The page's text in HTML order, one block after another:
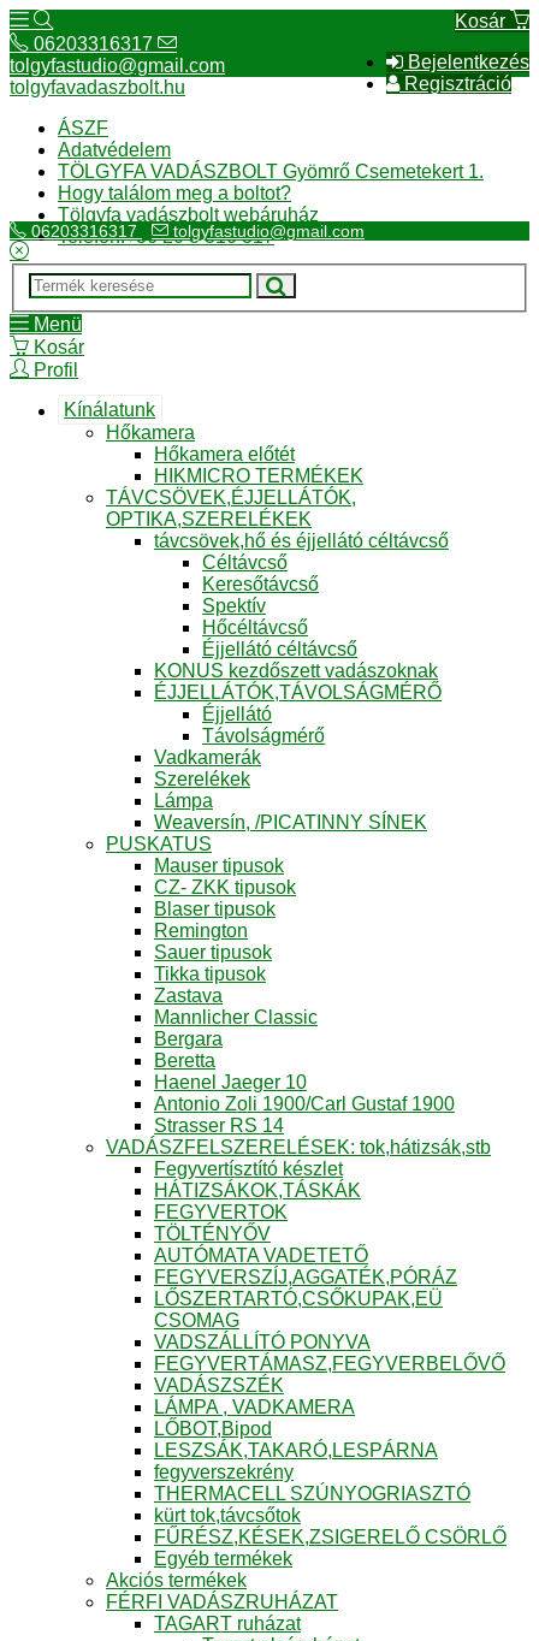
Kosár
Bejelentkezés
Regisztráció
06203316317
tolgyfastudio@gmail.com
tolgyfavadaszbolt.hu
ÁSZF
Adatvédelem
TÖLGYFA VADÁSZBOLT Gyömrő Csemetekert 1.
Hogy találom meg a boltot?
Tölgyfa vadászbolt webáruház
Telefon:+36 20 3 316 317
06203316317 tolgyfastudio@gmail.com
Menü
Kosár
Profil
Kínálatunk
Hőkamera
Hőkamera előtét
HIKMICRO TERMÉKEK
TÁVCSÖVEK,ÉJJELLÁTÓK,
OPTIKA,SZERELÉKEK
távcsövek,hő és éjjellátó céltávcső
Céltávcső
Keresőtávcső
Spektív
Hőcéltávcső
Éjjellátó céltávcső
KONUS kezdőszett vadászoknak
ÉJJELLÁTÓK,TÁVOLSÁGMÉRŐ
Éjjellátó
Távolságmérő
Vadkamerák
Szerelékek
Lámpa
Weaversín, /PICATINNY SÍNEK
PUSKATUS
Mauser tipusok
CZ- ZKK tipusok
Blaser tipusok
Remington
Sauer tipusok
Tikka tipusok
Zastava
Mannlicher Classic
Bergara
Beretta
Haenel Jaeger 10
Antonio Zoli 1900/Carl Gustaf 1900
Strasser RS 14
VADÁSZFELSZERELÉSEK: tok,hátizsák,stb
Fegyvertísztító készlet
HÁTIZSÁKOK,TÁSKÁK
FEGYVERTOK
TÖLTÉNYŐV
AUTÓMATA VADETETŐ
FEGYVERSZÍJ,AGGATÉK,PÓRÁZ
LŐSZERTARTÓ,CSŐKUPAK,EÜ
CSOMAG
VADSZÁLLÍTÓ PONYVA
FEGYVERTÁMASZ,FEGYVERBELŐVŐ
VADÁSZSZÉK
LÁMPA , VADKAMERA
LŐBOT,Bipod
LESZSÁK,TAKARÓ,LESPÁRNA
fegyverszekrény
THERMACELL SZÚNYOGRIASZTÓ
kürt tok,távcsőtok
FŰRÉSZ,KÉSEK,ZSIGERELŐ CSÖRLŐ
Egyéb termékek
Akciós termékek
FÉRFI VADÁSZRUHÁZAT
TAGART ruházat